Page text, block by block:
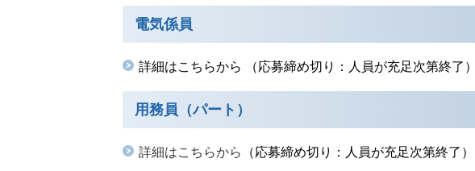
電気係員
詳細はこちらから （応募締め切り：人員が充足次第終了）
用務員（パート）
詳細はこちらから （応募締め切り：人員が充足次第終了）